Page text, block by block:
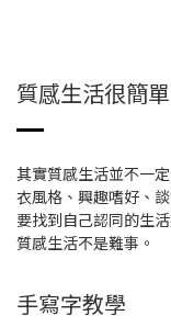
質感生活很簡單
其實質感生活並不一
衣風格、興趣嗜好、
要找到自己認同的生
質感生活不是難事。
手寫字教學